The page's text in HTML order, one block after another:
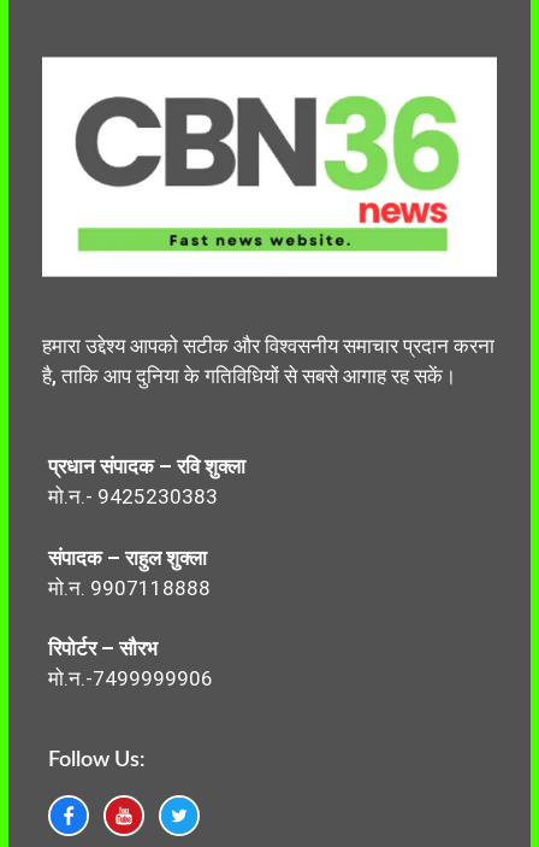
हमारा उद्देश्य आपको सटीक और विश्वसनीय समाचार प्रदान करना
है, ताकि आप दुनिया के गतिविधियों से सबसे आगाह रह सकें।
प्रधान संपादक – रवि शुक्ला
मो.न.- 9425230383
संपादक – राहुल शुक्ला
मो.न. 9907118888
रिपोर्टर – सौरभ
मो.न.-7499999906
Follow Us: